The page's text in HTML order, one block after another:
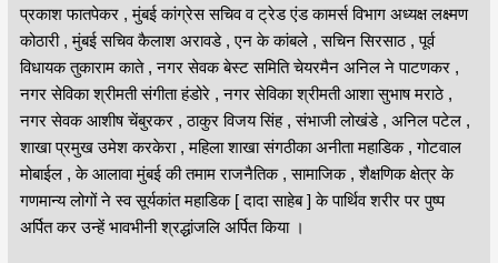
प्रकाश फातपेकर , मुंबई कांग्रेस सचिव व ट्रेड एंड कामर्स विभाग अध्यक्ष लक्ष्मण
कोठारी , मुंबई सचिव कैलाश अरावडे , एन के कांबले , सचिन सिरसाठ , पूर्व
विधायक तुकाराम काते , नगर सेवक बेस्ट समिति चेयरमैन अनिल ने पाटणकर ,
नगर सेविका श्रीमती संगीता हंडोरे , नगर सेविका श्रीमती आशा सुभाष मराठे ,
नगर सेवक आशीष चेंबुरकर , ठाकुर विजय सिंह , संभाजी लोखंडे , अनिल पटेल ,
शाखा प्रमुख उमेश करकेरा , महिला शाखा संगठीका अनीता महाडिक , गोटवाल
मोबाईल , के आलावा मुंबई की तमाम राजनैतिक , सामाजिक , शैक्षणिक क्षेत्र के
गणमान्य लोगों ने स्व सूर्यकांत महाडिक [ दादा साहेब ] के पार्थिव शरीर पर पुष्प
अर्पित कर उन्हें भावभीनी श्रद्धांजलि अर्पित किया ।